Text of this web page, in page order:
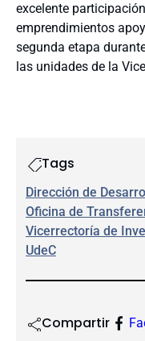
excelente
emprendimientos
segunda etapa
las unidades de la
Tags
Dirección de
Oficina de
Vicerrectoría de
UdeC
Compartir